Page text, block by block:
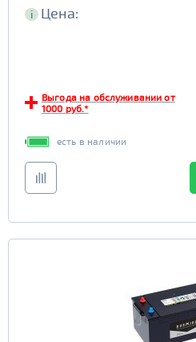
i Цена:
Выгода на обслуживании от
1000 руб.*
есть в наличии